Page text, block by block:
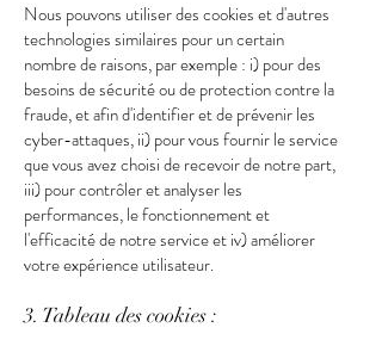
Nous pouvons utiliser des cookies et d'autres
technologies similaires pour un certain
nombre de raisons, par exemple : i) pour des
besoins de sécurité ou de protection contre la
fraude, et afin d'identifier et de prévenir les
cyber-attaques, ii) pour vous fournir le service
que vous avez choisi de recevoir de notre part,
iii) pour contrôler et analyser les
performances, le fonctionnement et
l'efficacité de notre service et iv) améliorer
votre expérience utilisateur.
3. Tableau des cookies :